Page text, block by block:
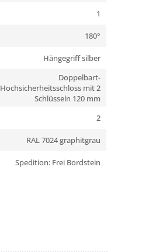
1
180°
Hängegriff silber
Doppelbart-
Hochsicherheitsschloss mit 2
Schlüsseln 120 mm
2
RAL 7024 graphitgrau
Spedition: Frei Bordstein